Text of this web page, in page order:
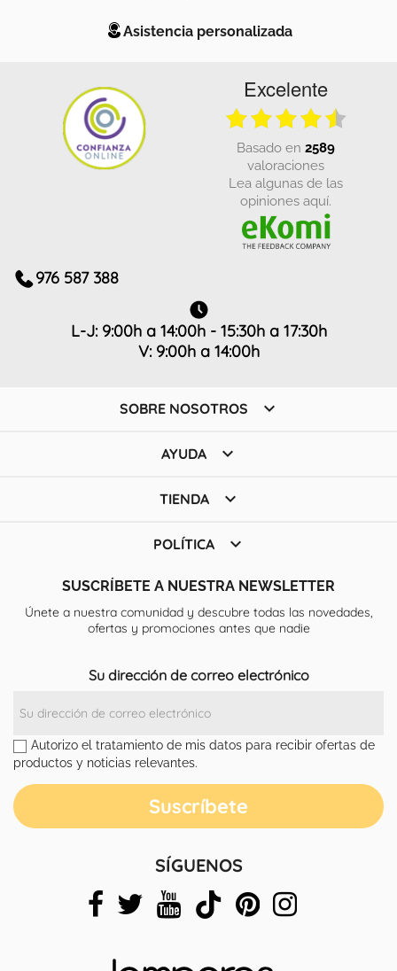
Asistencia personalizada
Excelente
basado en 2589
valoraciones
Lea algunas de las
opiniones aquí.
976 587 388
L-J: 9:00h a 14:00h - 15:30h a 17:30h
V: 9:00h a 14:00h
SOBRE NOSOTROS 
AYUDA 
TIENDA 
POLÍTICA 
SUSCRÍBETE A NUESTRA NEWSLETTER
Únete a nuestra comunidad y descubre todas las novedades,
ofertas y promociones antes que nadie
Su dirección de correo electrónico
Autorizo el tratamiento de mis datos para recibir ofertas de
productos y noticias relevantes.
SÍGUENOS